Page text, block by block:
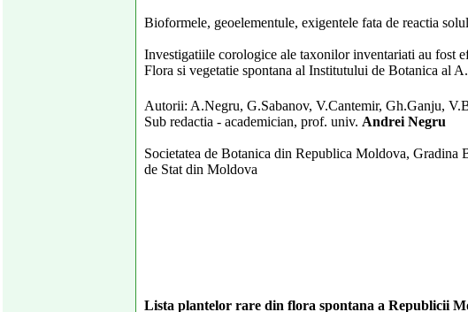
Bioformele, geoelementule, exigentele fata de reactia
Investigatiile corologice ale taxonilor inventariati au fost
Flora si vegetatie spontana al Institutului de Botanica al
Autorii: A.Negru, G.Sabanov, V.Cantemir, Gh.Ganju,
Sub redactia - academician, prof. univ. Andrei Negru
Societatea de Botanica din Republica Moldova,
de Stat din Moldova
Lista plantelor rare din flora spontana a Republicii